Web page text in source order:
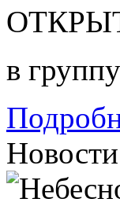
в
Новости